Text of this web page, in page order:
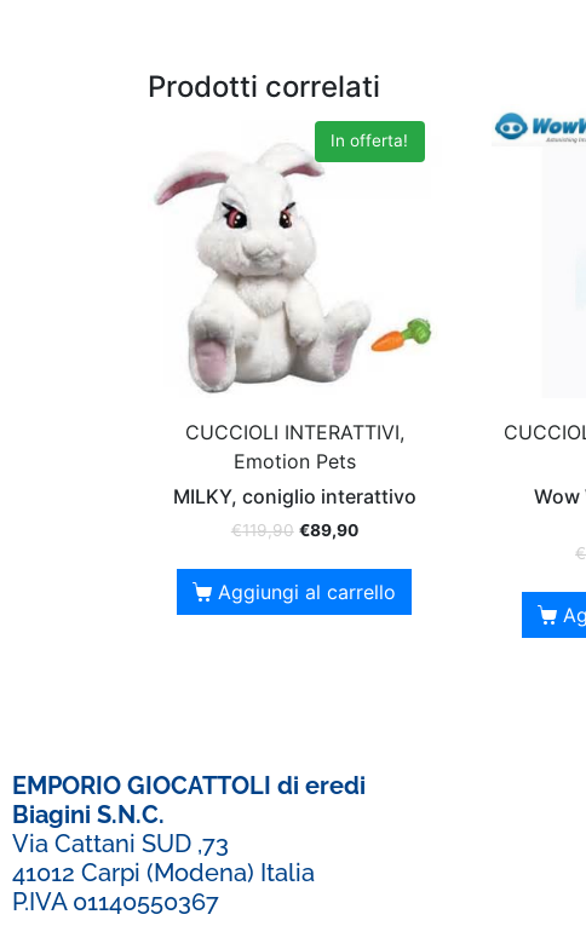
Prodotti correlati
In offerta!
CUCCIOLI INTERATTIVI,
Emotion Pets
MILKY, coniglio interattivo
€119,90 €89,90
Aggiungi al carrello
Wow
€
EMPORIO GIOCATTOLI di eredi
Biagini S.N.C.
Via Cattani SUD ,73
41012 Carpi (Modena) Italia
P.IVA 01140550367